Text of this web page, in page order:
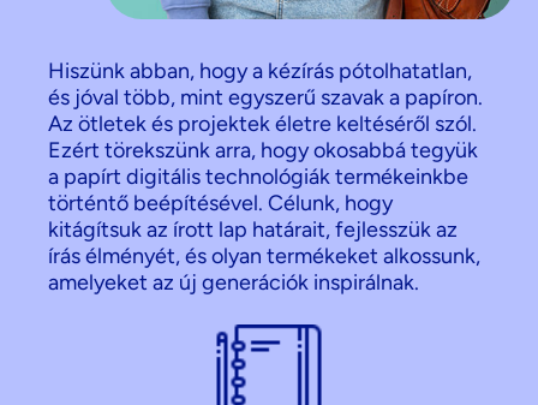
Hiszünk abban, hogy a kézírás pótolhatatlan,
és jóval több, mint egyszerű szavak a papíron.
Az ötletek és projektek életre keltéséről szól.
Ezért törekszünk arra, hogy okosabbá tegyük
a papírt digitális technológiák termékeinkbe
történtő beépítésével. Célunk, hogy
kitágítsuk az írott lap határait, fejlesszük az
írás élményét, és olyan termékeket alkossunk,
amelyeket az új generációk inspirálnak.